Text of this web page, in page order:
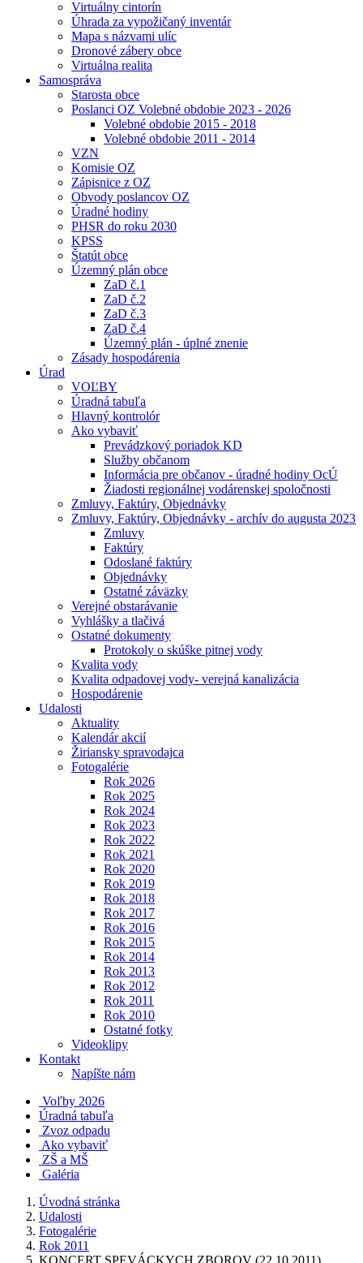
Virtuálny cintorín
Úhrada za vypožičaný inventár
Mapa s názvami ulíc
Dronové zábery obce
Virtuálna realita
Samospráva
Starosta obce
Poslanci OZ Volebné obdobie 2023 - 2026
Volebné obdobie 2015 - 2018
Volebné obdobie 2011 - 2014
VZN
Komisie OZ
Zápisnice z OZ
Obvody poslancov OZ
Úradné hodiny
PHSR do roku 2030
KPSS
Štatút obce
Územný plán obce
ZaD č.1
ZaD č.2
ZaD č.3
ZaD č.4
Územný plán - úplné znenie
Zásady hospodárenia
Úrad
VOĽBY
Úradná tabuľa
Hlavný kontrolór
Ako vybaviť
Prevádzkový poriadok KD
Služby občanom
Informácia pre občanov - úradné hodiny OcÚ
Žiadosti regionálnej vodárenskej spoločnosti
Zmluvy, Faktúry, Objednávky
Zmluvy, Faktúry, Objednávky - archív do augusta 2023
Zmluvy
Faktúry
Odoslané faktúry
Objednávky
Ostatné záväzky
Verejné obstarávanie
Vyhlášky a tlačivá
Ostatné dokumenty
Protokoly o skúške pitnej vody
Kvalita vody
Kvalita odpadovej vody- verejná kanalizácia
Hospodárenie
Udalosti
Aktuality
Kalendár akcií
Žiriansky spravodajca
Fotogalérie
Rok 2026
Rok 2025
Rok 2024
Rok 2023
Rok 2022
Rok 2021
Rok 2020
Rok 2019
Rok 2018
Rok 2017
Rok 2016
Rok 2015
Rok 2014
Rok 2013
Rok 2012
Rok 2011
Rok 2010
Ostatné fotky
Videoklipy
Kontakt
Napíšte nám
Voľby 2026
Úradná tabuľa
Zvoz odpadu
Ako vybaviť
ZŠ a MŠ
Galéria
Úvodná stránka
Udalosti
Fotogalérie
Rok 2011
KONCERT SPEVÁCKYCH ZBOROV (22.10.2011)